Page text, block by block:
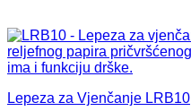
Lepeza za Vjenčanje LRB10